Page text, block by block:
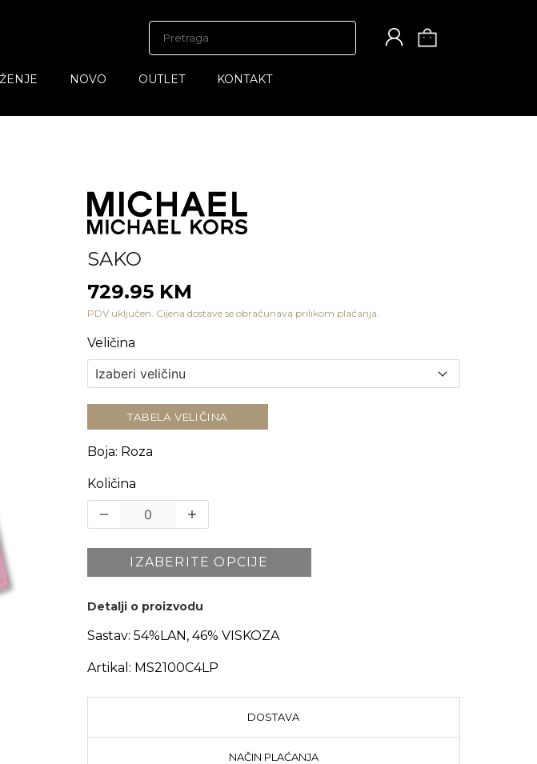
NOVO OUTLET KONTAKT
SAKO
729.95 KM
PDV uključen. Cijena dostave se obračunava prilikom plaćanja.
Veličina
TABELA VELIČINA
Boja: Roza
Količina
IZABERITE OPCIJE
Detalji o proizvodu
Sastav: 54%LAN, 46% VISKOZA
Artikal: MS2100C4LP
DOSTAVA
NAČIN PLAĆANJA